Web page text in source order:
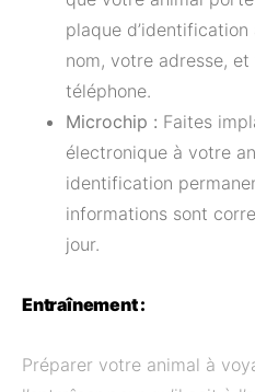
plaque
nom, votre adresse,
téléphone.
Microchip : Faites
électronique à votre
identification
informations sont
jour.
Entraînement :
Préparer votre animal à